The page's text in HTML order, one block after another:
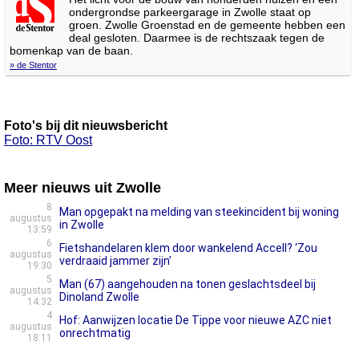
ondergrondse parkeergarage in Zwolle staat op
groen. Zwolle Groenstad en de gemeente hebben een
deal gesloten. Daarmee is de rechtszaak tegen de
bomenkap van de baan.
» de Stentor
Foto's bij dit nieuwsbericht
Foto: RTV Oost
Meer nieuws uit Zwolle
8
augustus
13:59
Man opgepakt na melding van steekincident bij woning
in Zwolle
6
augustus
19:30
Fietshandelaren klem door wankelend Accell? ‘Zou
verdraaid jammer zijn’
5
augustus
14:32
Man (67) aangehouden na tonen geslachtsdeel bij
Dinoland Zwolle
4
augustus
18:11
Hof: Aanwijzen locatie De Tippe voor nieuwe AZC niet
onrechtmatig